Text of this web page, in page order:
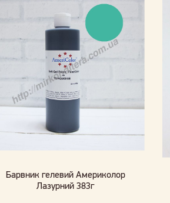
Барвник гелевий Америколор
Лазурний 383г